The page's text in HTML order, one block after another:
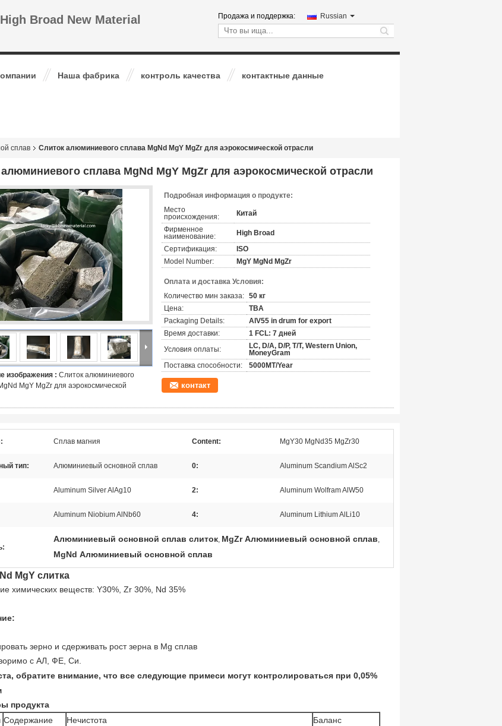
Broad New Material
Продажа и поддержка: Russian
search
Наша фабрика контроль качества контактные данные
сплав Слиток алюминиевого сплава MgNd MgY MgZr для аэрокосмической отрасли
сплава MgNd MgY MgZr для аэрокосмической отрасли
изображения : Слиток алюминиевого
MgY MgZr для аэрокосмической
Подробная информация о продукте:
Место
происхождения:
Китай
Фирменное
наименование:
High Broad
Сертификация:
ISO
Model Number:
MgY MgNd MgZr
Оплата и доставка Условия:
Количество мин заказа: 50 кг
Цена:
TBA
Packaging Details:
AlV55 in drum for export
Время доставки:
1 FCL: 7 дней
Условия оплаты:
LC, D/A, D/P, T/T, Western Union,
MoneyGram
Поставка способности:
5000MT/Year
контакт
Сплав магния Content: MgY30 MgNd35 MgZr30
тип: Алюминиевый основной сплав 0: Aluminum Scandium AlSc2
Aluminum Silver AlAg10 2: Aluminum Wolfram AlW50
Aluminum Niobium AlNb60 4: Aluminum Lithium AlLi10
Алюминиевый основной сплав слиток, MgZr Алюминиевый основной сплав,
MgNd Алюминиевый основной сплав
MgY слитка
химических веществ: Y30%, Zr 30%, Nd 35%
зерно и сдерживать рост зерна в Mg сплав
с АЛ, ФЕ, Си.
обратите внимание, что все следующие примеси могут контролироваться при 0,05%
продукта
Содержание Нечистота Баланс